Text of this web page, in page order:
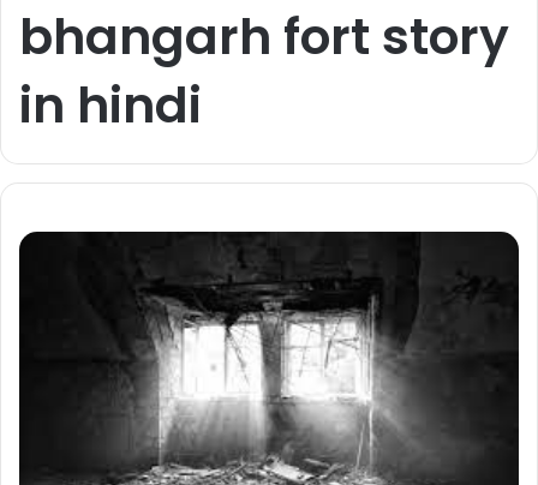
bhangarh fort story
in hindi